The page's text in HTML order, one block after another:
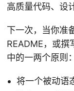
高质量代码、设
下一次，当你准
README，或撰
中的一两个原则：
将一个被动语